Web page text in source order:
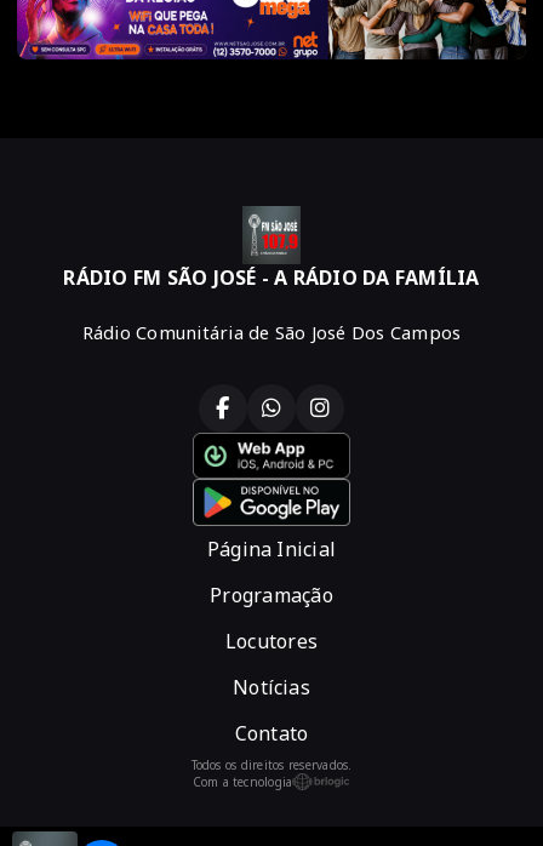
RÁDIO FM SÃO JOSÉ - A RÁDIO DA FAMÍLIA
Rádio Comunitária de São José Dos Campos
Página Inicial
Programação
Locutores
Notícias
Contato
Todos os direitos reservados.
Com a tecnologia